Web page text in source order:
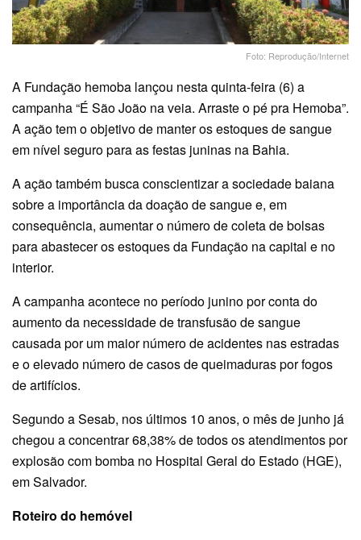
Foto: Reprodução/Internet
A Fundação hemoba lançou nesta quinta-feira (6) a
campanha “É São João na veia. Arraste o pé pra Hemoba”.
A ação tem o objetivo de manter os estoques de sangue
em nível seguro para as festas juninas na Bahia.
A ação também busca conscientizar a sociedade baiana
sobre a importância da doação de sangue e, em
consequência, aumentar o número de coleta de bolsas
para abastecer os estoques da Fundação na capital e no
interior.
A campanha acontece no período junino por conta do
aumento da necessidade de transfusão de sangue
causada por um maior número de acidentes nas estradas
e o elevado número de casos de queimaduras por fogos
de artifícios.
Segundo a Sesab, nos últimos 10 anos, o mês de junho já
chegou a concentrar 68,38% de todos os atendimentos por
explosão com bomba no Hospital Geral do Estado (HGE),
em Salvador.
Roteiro do hemóvel